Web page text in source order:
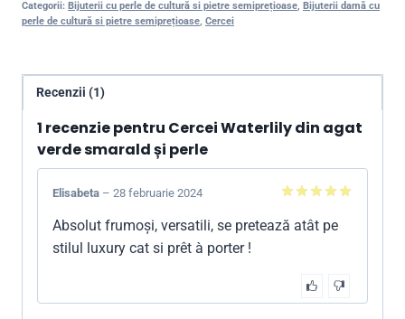
Categorii: Bijuterii cu perle de cultură si pietre semiprețioase, Bijuterii damă cu
perle de cultură si pietre semiprețioase, Cercei
Recenzii (1)
1 recenzie pentru Cercei Waterlily din agat
verde smarald și perle
Elisabeta – 28 februarie 2024
Absolut frumoși, versatili, se pretează atât pe
stilul luxury cat si prêt à porter !